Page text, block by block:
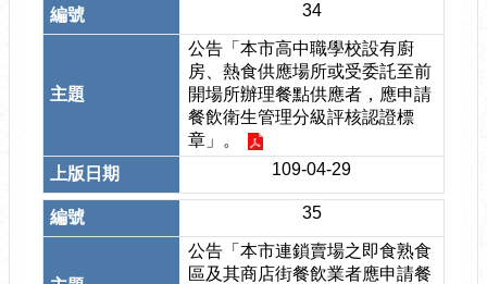
34
公告「本市高中職學校設有廚
房、熱食供應場所或受委託至前
開場所辦理餐點供應者，應申請
餐飲衛生管理分級評核認證標
章」。
109-04-29
35
公告「本市連鎖賣場之即食熟食
區及其商店街餐飲業者應申請餐